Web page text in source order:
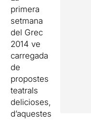
primera
setmana
del Grec
2014 ve
carregada
de
propostes
teatrals
delicioses,
d’aquestes